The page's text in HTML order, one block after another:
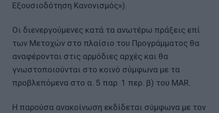
Εξουσιοδότηση Κανονισμός»).
Οι διενεργούμενες κατά τα ανωτέρω πράξεις επί
των Μετοχών στο πλαίσιο του Προγράμματος θα
αναφέρονται στις αρμόδιες αρχές και θα
γνωστοποιούνται στο κοινό σύμφωνα με τα
προβλεπόμενα στο α. 5 παρ. 1 περ. β) του MAR.
Η παρούσα ανακοίνωση εκδίδεται σύμφωνα με τον